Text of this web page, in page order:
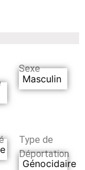
Sexe
Masculin
Type de
Déportation
Génocidaire